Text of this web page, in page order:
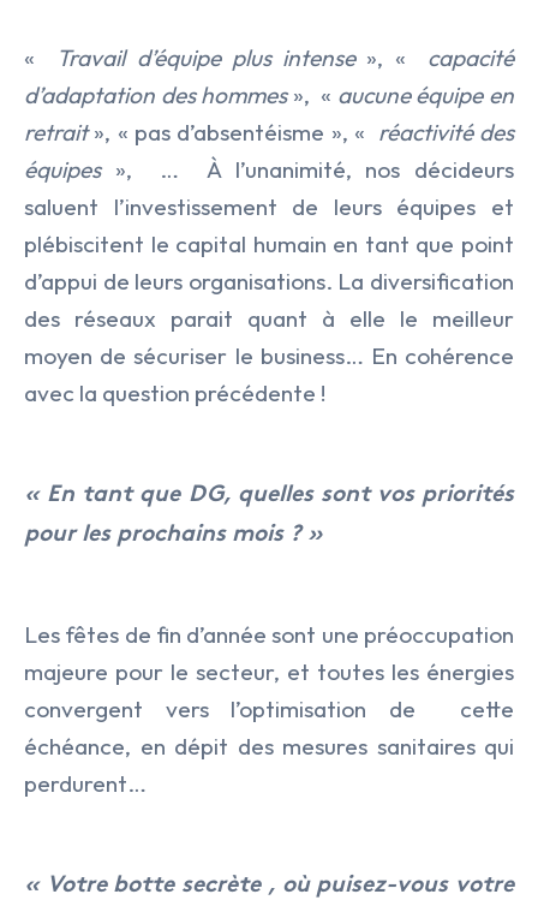
« Travail d’équipe plus intense», « capacité
d’adaptation des hommes», « aucune équipe en
retrait», « pas d’absentéisme », « réactivité des
équipes»,
… À l’unanimité, nos décideurs
saluent l’investissement de leurs équipes et
plébiscitent le capital humain en tant que point
d’appui de leurs organisations. La diversification
des réseaux parait quant à elle le meilleur
moyen de sécuriser le business… En cohérence
avec la question précédente !
« En tant que DG, quelles sont vos priorités
pour les prochains mois ? »
Les fêtes de fin d’année sont une préoccupation
majeure pour le secteur, et toutes les énergies
convergent vers l’optimisation de
cette
échéance, en dépit des mesures sanitaires qui
perdurent…
« Votre botte secrète , où puisez-vous votre